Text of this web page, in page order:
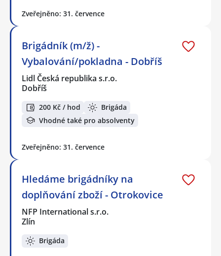
Zveřejněno: 31. července
Brigádník (m/ž) -
Vybalování/pokladna - Dobříš
Lidl Česká republika s.r.o.
Dobříš
200 Kč / hod
Brigáda
Vhodné také pro absolventy
Zveřejněno: 31. července
Hledáme brigádníky na
doplňování zboží - Otrokovice
NFP International s.r.o.
Zlín
Brigáda